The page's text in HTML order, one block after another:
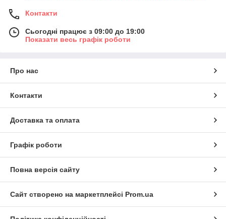
Контакти
Сьогодні працює з 09:00 до 19:00
Показати весь графік роботи
Про нас
Контакти
Доставка та оплата
Графік роботи
Повна версія сайту
Сайт створено на маркетплейсі Prom.ua